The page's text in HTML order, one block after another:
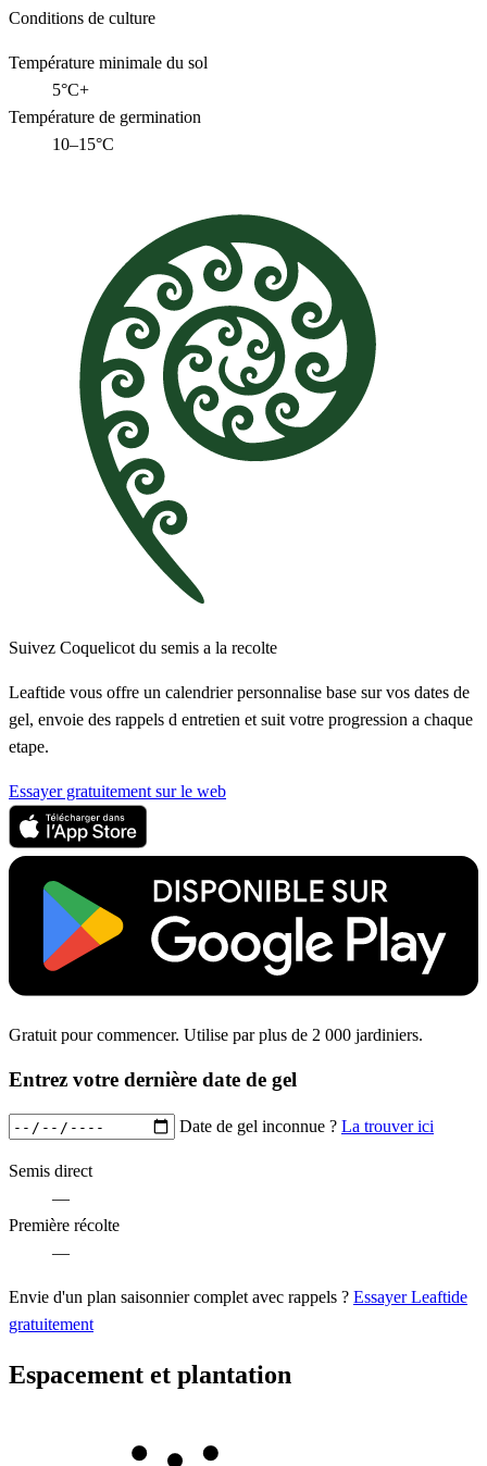
Conditions de culture
Température minimale du sol
5°C+
Température de germination
10–15°C
Suivez Coquelicot du semis a la recolte
Leaftide vous offre un calendrier personnalise base sur vos dates de
gel, envoie des rappels d entretien et suit votre progression a chaque
etape.
Essayer gratuitement sur le web
Gratuit pour commencer. Utilise par plus de 2 000 jardiniers.
Entrez votre dernière date de gel
Date de gel inconnue ? La trouver ici
Semis direct
—
Première récolte
—
Envie d'un plan saisonnier complet avec rappels ? Essayer Leaftide
gratuitement
Espacement et plantation